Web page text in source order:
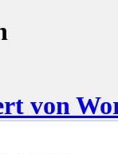
von